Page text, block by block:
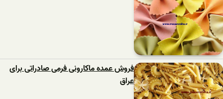
فروش عمده ماکارونی فرمی صادراتی برای
عراق